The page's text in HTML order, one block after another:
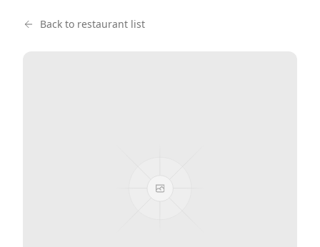
Back to restaurant list